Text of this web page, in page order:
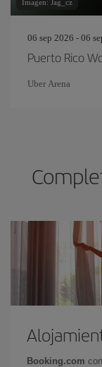
Imagen: Jag_cz
06 sep 2026 - 06
Puerto Rico
Uber Arena
Booking.com